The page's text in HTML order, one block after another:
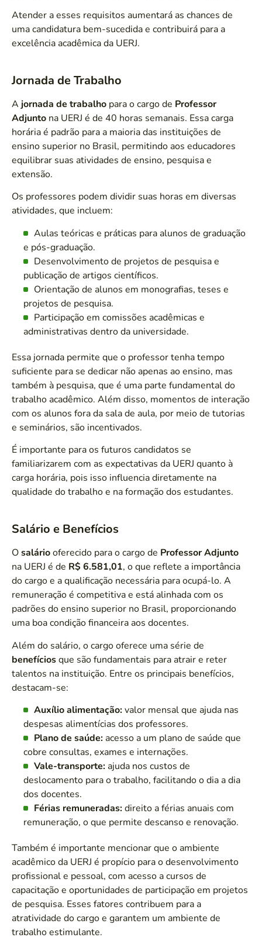
Atender a esses requisitos aumentará as chances de
uma candidatura bem-sucedida e contribuirá para a
excelência acadêmica da UERJ.
Jornada de Trabalho
A jornada de trabalho para o cargo de Professor
Adjunto na UERJ é de 40 horas semanais. Essa carga
horária é padrão para a maioria das instituições de
ensino superior no Brasil, permitindo aos educadores
equilibrar suas atividades de ensino, pesquisa e
extensão.
Os professores podem dividir suas horas em diversas
atividades, que incluem:
Aulas teóricas e práticas para alunos de graduação
e pós-graduação.
Desenvolvimento de projetos de pesquisa e
publicação de artigos científicos.
Orientação de alunos em monografias, teses e
projetos de pesquisa.
Participação em comissões acadêmicas e
administrativas dentro da universidade.
Essa jornada permite que o professor tenha tempo
suficiente para se dedicar não apenas ao ensino, mas
também à pesquisa, que é uma parte fundamental do
trabalho acadêmico. Além disso, momentos de interação
com os alunos fora da sala de aula, por meio de tutorias
e seminários, são incentivados.
É importante para os futuros candidatos se
familiarizarem com as expectativas da UERJ quanto à
carga horária, pois isso influencia diretamente na
qualidade do trabalho e na formação dos estudantes.
Salário e Benefícios
Osaláriooferecido para o cargo de Professor Adjunto
na UERJ é de R$ 6.581,01, o que reflete a importância
do cargo e a qualificação necessária para ocupá-lo. A
remuneração é competitiva e está alinhada com os
padrões do ensino superior no Brasil, proporcionando
uma boa condição financeira aos docentes.
Além do salário, o cargo oferece uma série de
benefíciosque são fundamentais para atrair e reter
talentos na instituição. Entre os principais benefícios,
destacam-se:
Auxílio alimentação:valor mensal que ajuda nas
despesas alimentícias dos professores.
Plano de saúde: acesso a um plano de saúde que
cobre consultas, exames e internações.
Vale-transporte: ajuda nos custos de
deslocamento para o trabalho, facilitando o dia a dia
dos docentes.
Férias remuneradas:direito a férias anuais com
remuneração, o que permite descanso e renovação.
Também é importante mencionar que o ambiente
acadêmico da UERJ é propício para o desenvolvimento
profissional e pessoal, com acesso a cursos de
capacitação e oportunidades de participação em projetos
de pesquisa. Esses fatores contribuem para a
atratividade do cargo e garantem um ambiente de
trabalho estimulante.